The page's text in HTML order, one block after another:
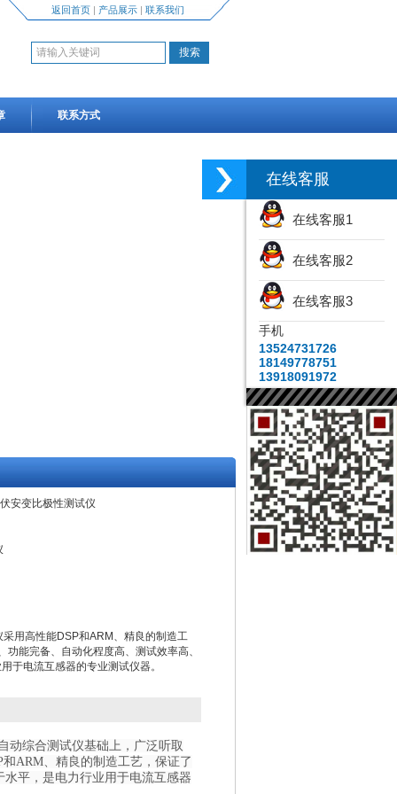
返回首页| 产品展示| 联系我们
联系方式
安变比极性测试仪
采用高性能DSP和ARM、精良的制造工
功能完备、自动化程度高、测试效率高、
于电流互感器的专业测试仪器。
动综合测试仪基础上，广泛听取
ARM、精良的制造工艺，保证了
平，是电力行业用于电流互感器
在线客服
在线客服1
在线客服2
在线客服3
手机
13524731726
18149778751
13918091972